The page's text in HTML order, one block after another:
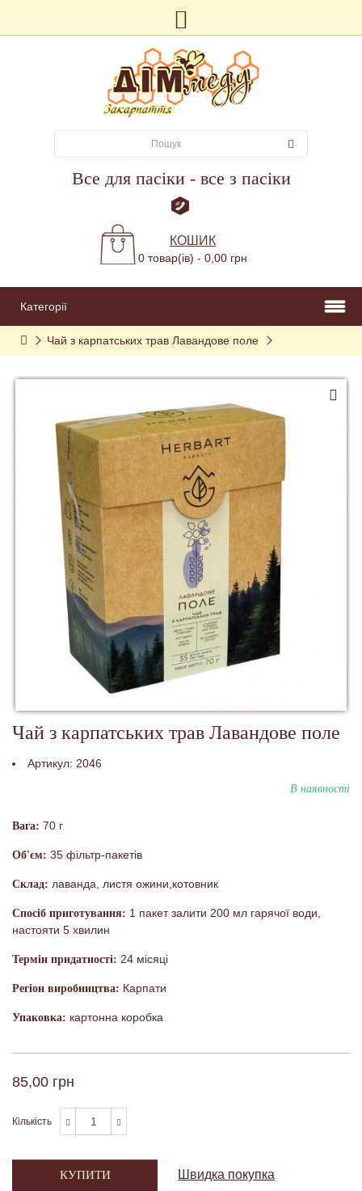
Все для пасіки - все з пасіки
КОШИК
0 товар(ів) - 0,00 грн
Категорії
Чай з карпатських трав Лавандове поле
Чай з карпатських трав Лавандове поле
Артикул: 2046
В наявності
Вага: 70 г
Об'єм: 35 фільтр-пакетів
Склад: лаванда, листя ожини,котовник
Спосіб приготування: 1 пакет залити 200 мл гарячої води,
настояти 5 хвилин
Термін придатності: 24 місяці
Регіон виробництва: Карпати
Упаковка: картонна коробка
85,00 грн
Кількість
КУПИТИ Швидка покупка